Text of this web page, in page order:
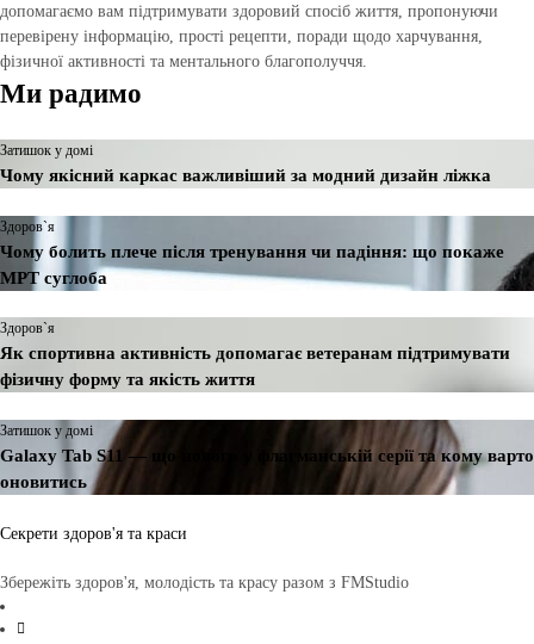
допомагаємо вам підтримувати здоровий спосіб життя, пропонуючи
перевірену інформацію, прості рецепти, поради щодо харчування,
фізичної активності та ментального благополуччя.
Ми радимо
Затишок у домі
Чому якісний каркас важливіший за модний дизайн ліжка
Здоров`я
Чому болить плече після тренування чи падіння: що покаже
МРТ суглоба
Здоров`я
Як спортивна активність допомагає ветеранам підтримувати
фізичну форму та якість життя
Затишок у домі
Galaxy Tab S11 — що нового у флагманській серії та кому варто
оновитись
Секрети здоров'я та краси
Збережіть здоров'я, молодість та красу разом з FMStudio